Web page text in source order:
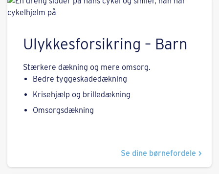
Ulykkesforsikring – Barn
Stærkere dækning og mere omsorg.
Bedre tyggeskadedækning
Krisehjælp og brilledækning
Omsorgsdækning
Se dine børnefordele